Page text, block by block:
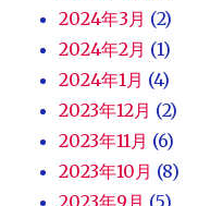
2024年3月 (2)
2024年2月 (1)
2024年1月 (4)
2023年12月 (2)
2023年11月 (6)
2023年10月 (8)
2023年9月 (5)